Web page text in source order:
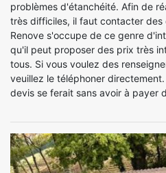
problèmes d'étanchéité. Afin de
très difficiles, il faut contacter des
Renove s'occupe de ce genre
qu'il peut proposer des prix très
tous. Si vous voulez des
veuillez le téléphoner
devis se ferait sans avoir à payer